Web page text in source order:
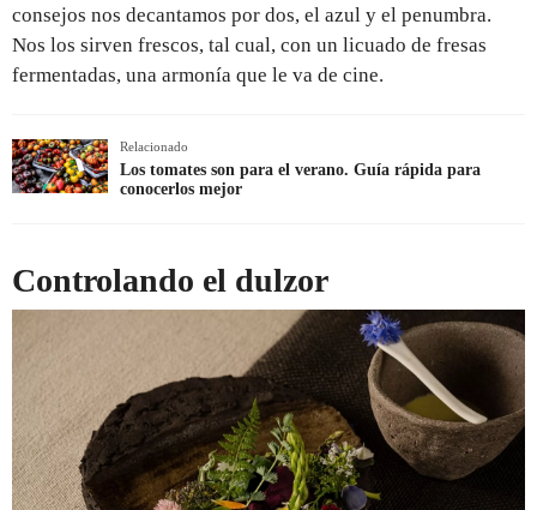
consejos nos decantamos por dos, el azul y el penumbra.
Nos los sirven frescos, tal cual, con un licuado de fresas
fermentadas, una armonía que le va de cine.
Relacionado
Los tomates son para el verano. Guía rápida para
conocerlos mejor
Controlando el dulzor